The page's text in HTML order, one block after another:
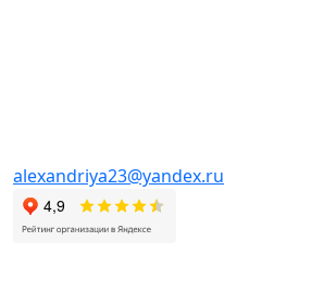
alexandriya23@yandex.ru